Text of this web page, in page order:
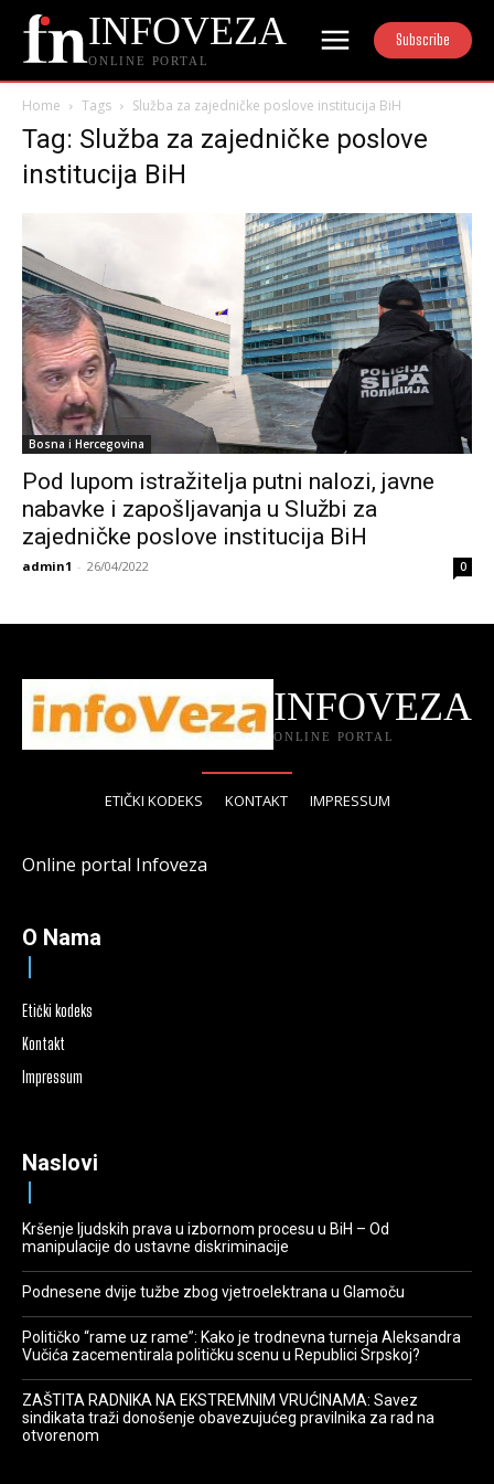
INFOVEZA
ONLINE PORTAL
Subscribe
Home Tags Služba za zajedničke poslove institucija BiH
Tag: Služba za zajedničke poslove
institucija BiH
Bosna i Hercegovina
Pod lupom istražitelja putni nalozi, javne
nabavke i zapošljavanja u Službi za
zajedničke poslove institucija BiH
admin1 - 26/04/2022 0
INFOVEZA
ONLINE PORTAL
ETIČKI KODEKS KONTAKT IMPRESSUM
Online portal Infoveza
O Nama
Etički kodeks
Kontakt
Impressum
Naslovi
Kršenje ljudskih prava u izbornom procesu u BiH – Od
manipulacije do ustavne diskriminacije
Podnesene dvije tužbe zbog vjetroelektrana u Glamoču
Političko “rame uz rame”: Kako je trodnevna turneja Aleksandra
Vučića zacementirala političku scenu u Republici Srpskoj?
ZAŠTITA RADNIKA NA EKSTREMNIM VRUĆINAMA: Savez
sindikata traži donošenje obavezujućeg pravilnika za rad na
otvorenom